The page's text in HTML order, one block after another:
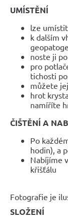
UMÍSTĚNÍ
lze
k dalším
noste ji
pro
tichosti
můžete
hrot
namíříte
ČIŠTĚNÍ A
Po
hodin), a
Nabíjíme
křišťálu
Fotografie je
SLOŽENÍ